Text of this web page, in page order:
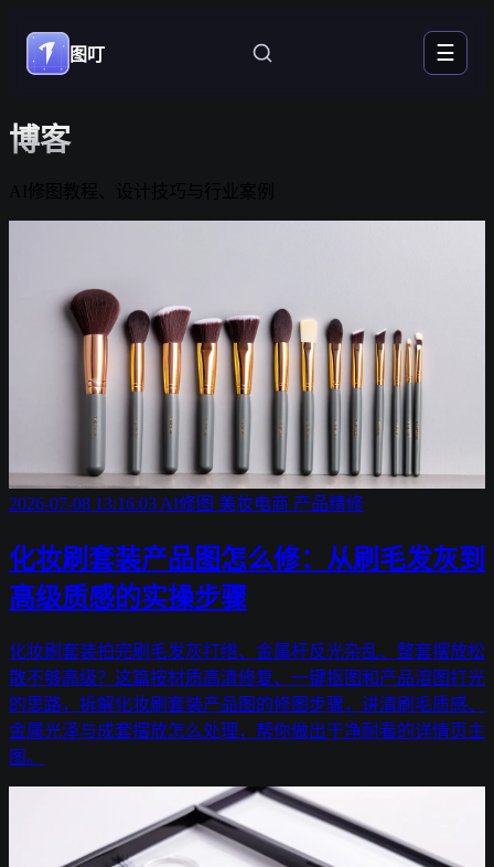
图叮 ☰
博客
2026-07-08 13:16:03 AI修图 美妆电商 产品精修
化妆刷套装产品图怎么修：从刷毛发灰到
高级质感的实操步骤
化妆刷套装拍完刷毛发灰打绺、金属杆反光杂乱、整套摆放松
散不够高级？这篇按材质高清修复、一键抠图和产品溶图打光
的思路，拆解化妆刷套装产品图的修图步骤，讲清刷毛质感、
金属光泽与成套摆放怎么处理，帮你做出干净耐看的详情页主
图。